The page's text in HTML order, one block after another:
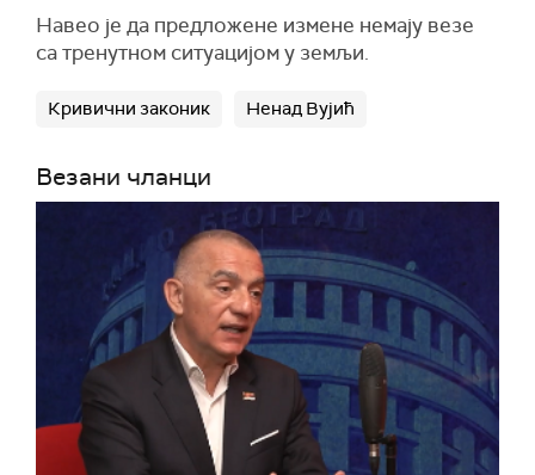
Навео је да предложене измене немају везе
са тренутном ситуацијом у земљи.
Кривични законик Ненад Вујић
Везани чланци